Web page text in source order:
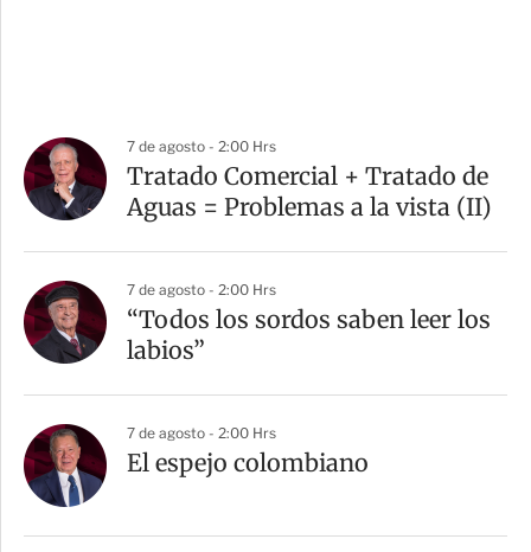
7 de agosto - 2:00 Hrs
Tratado Comercial + Tratado de
Aguas = Problemas a la vista (II)
7 de agosto - 2:00 Hrs
“Todos los sordos saben leer los
labios”
7 de agosto - 2:00 Hrs
El espejo colombiano